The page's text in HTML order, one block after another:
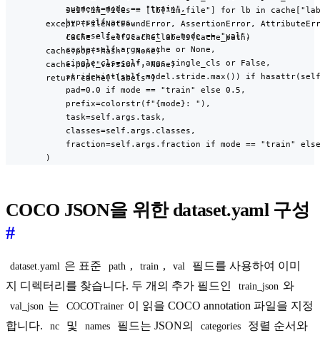
self.im_files = [lb["im_file"] for lb in
except (FileNotFoundError, AssertionError,
            cache = self.cache_labels(cache_path)
        cache.pop("hash", None)
        cache.pop("version", None)
        return cache["labels"]
            augment=mode == "train",
            hyp=self.args,
            rect=self.args.rect or mode == "val",
            cache=self.args.cache or None,
            single_cls=self.args.single_cls or False,
stride=int(self.model.stride.max()) if
            pad=0.0 if mode == "train" else 0.5,
            prefix=colorstr(f"{mode}: "),
            task=self.args.task,
            classes=self.args.classes,
fraction=self.args.fraction if mode == "train"
        )
COCO JSON을 위한 dataset.yaml 구성
#
dataset.yaml 은 표준 path , train , val
필드를 사용하여 이미
지 디렉터리를 찾습니다. 두 개의 추가 필드인
train_json 와
val_json 는 COCOTrainer 이 읽을 COCO annotation 파일을 지정
합니다.
nc 및 names 필드는 JSON의 categories
정렬 순서와